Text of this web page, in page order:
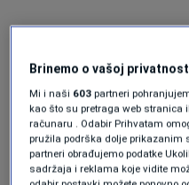
2027. će biti
od čega polovina u
planiraju ukinuti do
segmentu
2027. i 2030. i još
Brinemo o vašoj
Mi i naši 603 partneri
kao što su pretraga web stranica
računaru . Odabir Prihvatam
pružila podrška dolje
partneri obrađujemo podatke
sadržaja i reklama koje vidite